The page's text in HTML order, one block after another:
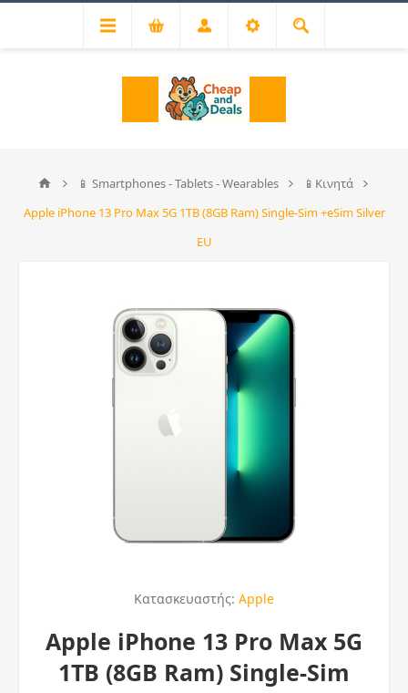
📱 Smartphones - Tablets - Wearables
📱Κινητά
Apple iPhone 13 Pro Max 5G 1ΤΒ (8GB Ram) Single-Sim +eSim Silver
EU
Κατασκευαστής: Apple
Apple iPhone 13 Pro Max 5G
1ΤΒ (8GB Ram) Single-Sim